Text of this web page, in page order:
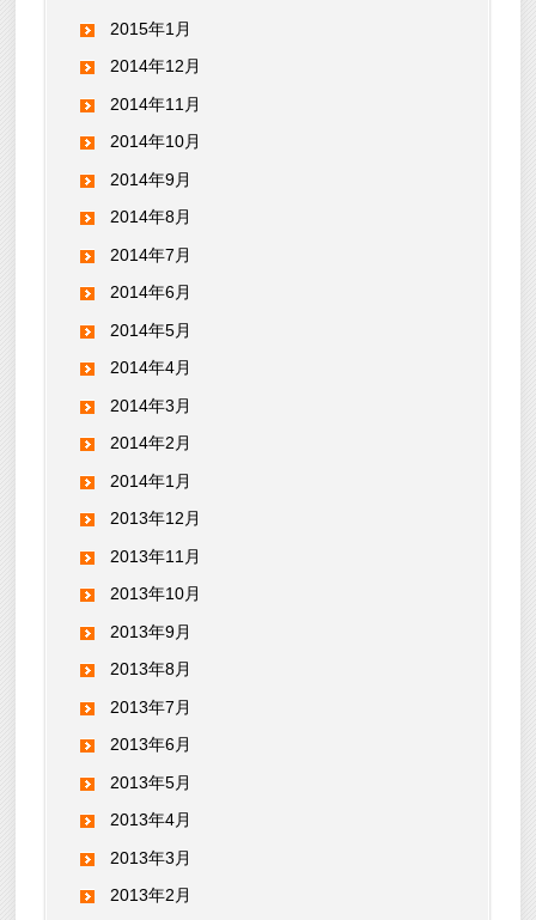
2015年1月
2014年12月
2014年11月
2014年10月
2014年9月
2014年8月
2014年7月
2014年6月
2014年5月
2014年4月
2014年3月
2014年2月
2014年1月
2013年12月
2013年11月
2013年10月
2013年9月
2013年8月
2013年7月
2013年6月
2013年5月
2013年4月
2013年3月
2013年2月